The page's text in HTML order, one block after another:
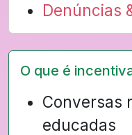
Denúncias
O que é
Conversas
educadas